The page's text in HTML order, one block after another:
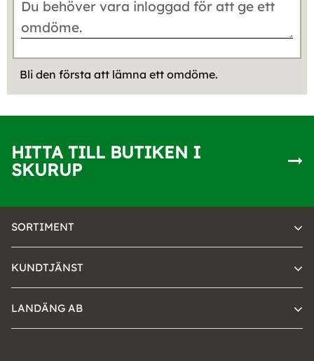
Bli den första att lämna ett omdöme.
HITTA TILL BUTIKEN I
SKURUP
SORTIMENT
KUNDTJÄNST
LANDÄNG AB